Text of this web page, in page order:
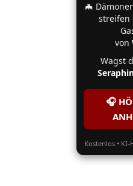
🦇
streifen
von
Wagst
🎧
Kostenlos •